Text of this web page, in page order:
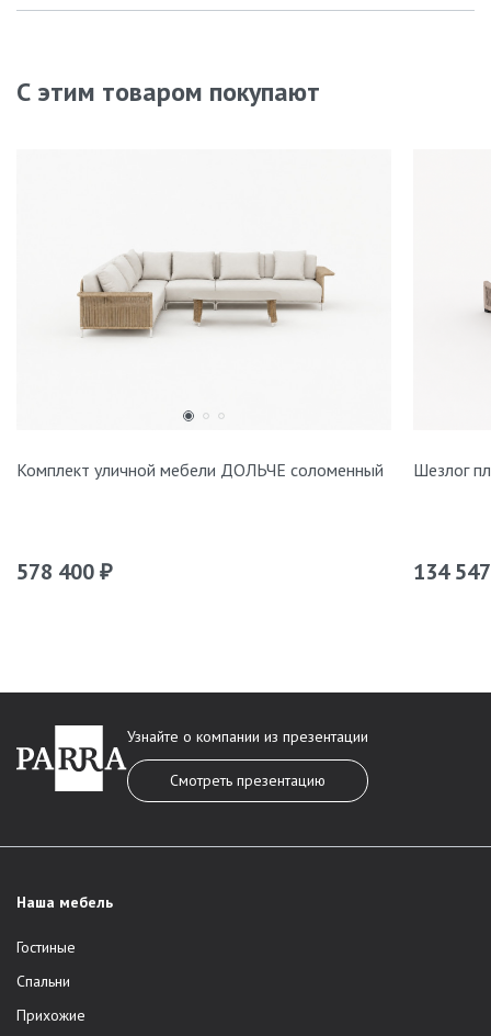
С этим товаром покупают
Комплект уличной мебели ДОЛЬЧЕ соломенный
578 400 ₽
Шезлог
134
Наша мебель
Гостиные
Спальни
Прихожие
Узнайте о компании из презентации
Смотреть презентацию